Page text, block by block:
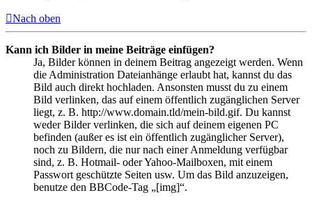
Nach oben
Kann ich Bilder in meine Beiträge einfügen?
Ja, Bilder können in deinem Beitrag angezeigt werden. Wenn
die Administration Dateianhänge erlaubt hat, kannst du das
Bild auch direkt hochladen. Ansonsten musst du zu einem
Bild verlinken, das auf einem öffentlich zugänglichen Server
liegt, z. B. http://www.domain.tld/mein-bild.gif. Du kannst
weder Bilder verlinken, die sich auf deinem eigenen PC
befinden (außer es ist ein öffentlich zugänglicher Server),
noch zu Bildern, die nur nach einer Anmeldung verfügbar
sind, z. B. Hotmail- oder Yahoo-Mailboxen, mit einem
Passwort geschützte Seiten usw. Um das Bild anzuzeigen,
benutze den BBCode-Tag „[img]“.